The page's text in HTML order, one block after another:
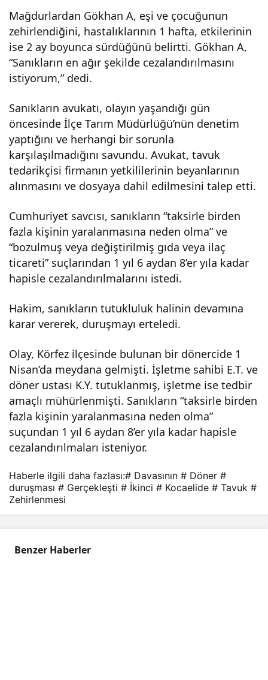
Mağdurlardan Gökhan A, eşi ve çocuğunun
zehirlendiğini, hastalıklarının 1 hafta, etkilerinin
ise 2 ay boyunca sürdüğünü belirtti. Gökhan A,
“Sanıkların en ağır şekilde cezalandırılmasını
istiyorum,” dedi.
Sanıkların avukatı, olayın yaşandığı gün
öncesinde İlçe Tarım Müdürlüğü’nün denetim
yaptığını ve herhangi bir sorunla
karşılaşılmadığını savundu. Avukat, tavuk
tedarikçisi firmanın yetkililerinin beyanlarının
alınmasını ve dosyaya dahil edilmesini talep etti.
Cumhuriyet savcısı, sanıkların “taksirle birden
fazla kişinin yaralanmasına neden olma” ve
“bozulmuş veya değiştirilmiş gıda veya ilaç
ticareti” suçlarından 1 yıl 6 aydan 8’er yıla kadar
hapisle cezalandırılmalarını istedi.
Hakim, sanıkların tutukluluk halinin devamına
karar vererek, duruşmayı erteledi.
Olay, Körfez ilçesinde bulunan bir dönercide 1
Nisan’da meydana gelmişti. İşletme sahibi E.T. ve
döner ustası K.Y. tutuklanmış, işletme ise tedbir
amaçlı mühürlenmişti. Sanıkların “taksirle birden
fazla kişinin yaralanmasına neden olma”
suçundan 1 yıl 6 aydan 8’er yıla kadar hapisle
cezalandırılmaları isteniyor.
mes
i
asın
ın
İkin
ci
ası
Ger
çekl
eşti
Haberle ilgili daha fazlası:# Davasının # Döner #
duruşması # Gerçekleşti # İkinci # Kocaelide # Tavuk #
Zehirlenmesi
Benzer Haberler